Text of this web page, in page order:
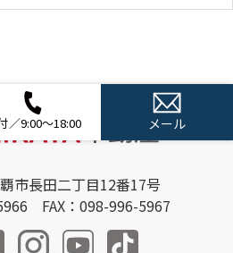
／9:00～18:00 メール
市長田二丁目12番17号
FAX：098-996-5967